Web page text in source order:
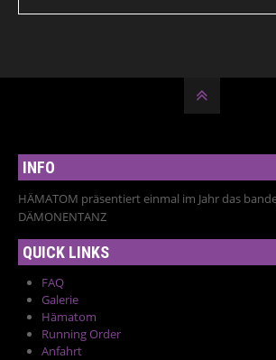
INFO
HÄMATOM präsentiert einmal im Jahr das
DÄMONENTANZ
QUICK LINKS
FAQ
Galerie
Hämatom
Running Order
Anfahrt